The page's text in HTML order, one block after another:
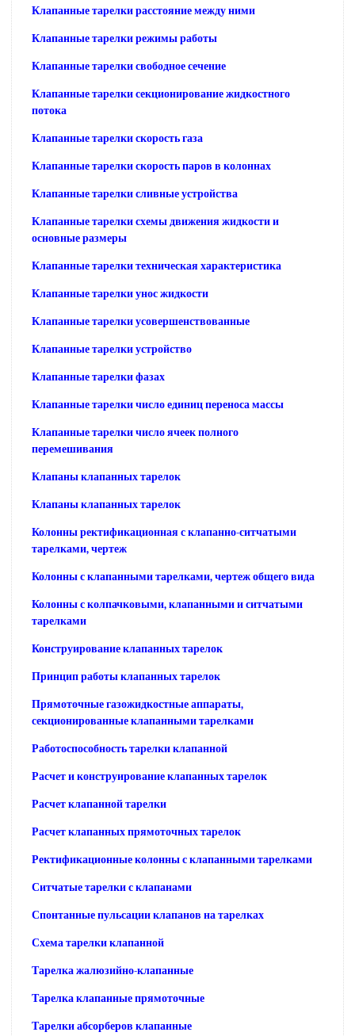
Клапанные тарелки расстояние между ними
Клапанные тарелки режимы работы
Клапанные тарелки свободное сечение
Клапанные тарелки секционирование жидкостного
потока
Клапанные тарелки скорость газа
Клапанные тарелки скорость паров в колоннах
Клапанные тарелки сливные устройства
Клапанные тарелки схемы движения жидкости и
основные размеры
Клапанные тарелки техническая характеристика
Клапанные тарелки унос жидкости
Клапанные тарелки усовершенствованные
Клапанные тарелки устройство
Клапанные тарелки фазах
Клапанные тарелки число единиц переноса массы
Клапанные тарелки число ячеек полного
перемешивания
Клапаны клапанных тарелок
Клапаны клапанных тарелок
Колонны ректификационная с клапанно-ситчатыми
тарелками, чертеж
Колонны с клапанными тарелками, чертеж общего вида
Колонны с колпачковыми, клапанными и ситчатыми
тарелками
Конструирование клапанных тарелок
Принцип работы клапанных тарелок
Прямоточные газожидкостные аппараты,
секционированные клапанными тарелками
Работоспособность тарелки клапанной
Расчет и конструирование клапанных тарелок
Расчет клапанной тарелки
Расчет клапанных прямоточных тарелок
Ректификационные колонны с клапанными тарелками
Ситчатые тарелки с клапанами
Спонтанные пульсации клапанов на тарелках
Схема тарелки клапанной
Тарелка жалюзийно-клапанные
Тарелка клапанные прямоточные
Тарелки абсорберов клапанные